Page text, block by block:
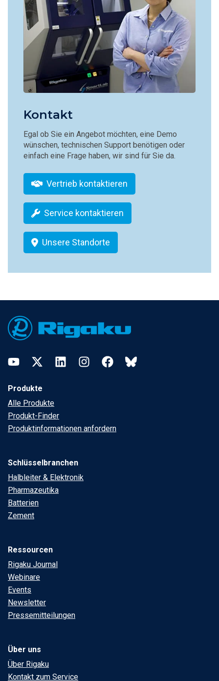
Kontakt
Egal ob Sie ein Angebot möchten, eine Demo
wünschen, technischen Support benötigen oder
einfach eine Frage haben, wir sind für Sie da.
Vertrieb kontaktieren
Service kontaktieren
Unsere Standorte
YouTubeTwitter LinkedInInstagramFacebookBluesky
Produkte
Alle Produkte
Produkt-Finder
Produktinformationen anfordern
Schlüsselbranchen
Halbleiter & Elektronik
Pharmazeutika
Batterien
Zement
Ressourcen
Rigaku Journal
Webinare
Events
Newsletter
Pressemitteilungen
Über uns
Über Rigaku
Kontakt zum Service